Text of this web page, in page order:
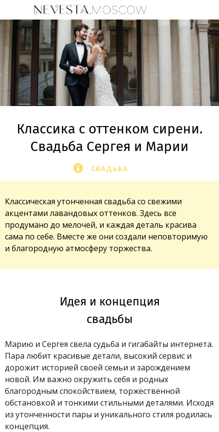
Классика с оттенком сирени.
Свадьба Сергея и Марии
СВАДЬБА
Классическая утонченная свадьба со свежими
акцентами лавандовых оттенков. Здесь все
продумано до мелочей, и каждая деталь красива
сама по себе. Вместе же они создали неповторимую
и благородную атмосферу торжества.
Идея и концепция
свадьбы
Марию и Сергея свела судьба и гигабайты интернета.
Пара любит красивые детали, высокий сервис и
дорожит историей своей семьи и зарождением
новой. Им важно окружить себя и родных
благородным спокойствием, торжественной
обстановкой и тонкими стильными деталями. Исходя
из утонченности пары и уникального стиля родилась
концепция.